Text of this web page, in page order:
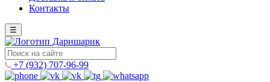
Контакты
☰
+7 (932) 707-96-99